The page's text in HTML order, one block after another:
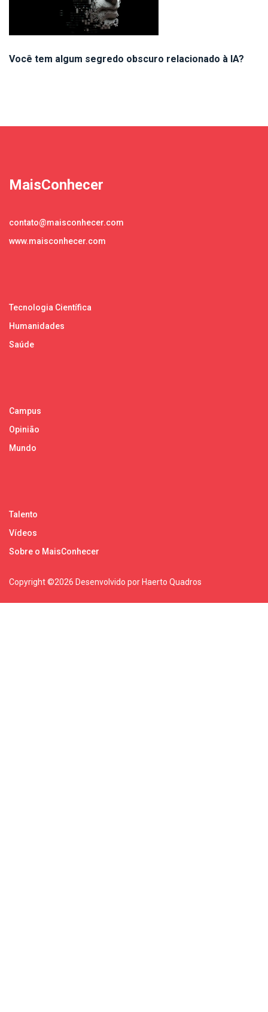
Você tem algum segredo obscuro relacionado à IA?
MaisConhecer
contato@maisconhecer.com
www.maisconhecer.com
Tecnologia Científica
Humanidades
Saúde
Campus
Opinião
Mundo
Talento
Vídeos
Sobre o MaisConhecer
Copyright ©2026 Desenvolvido por Haerto Quadros